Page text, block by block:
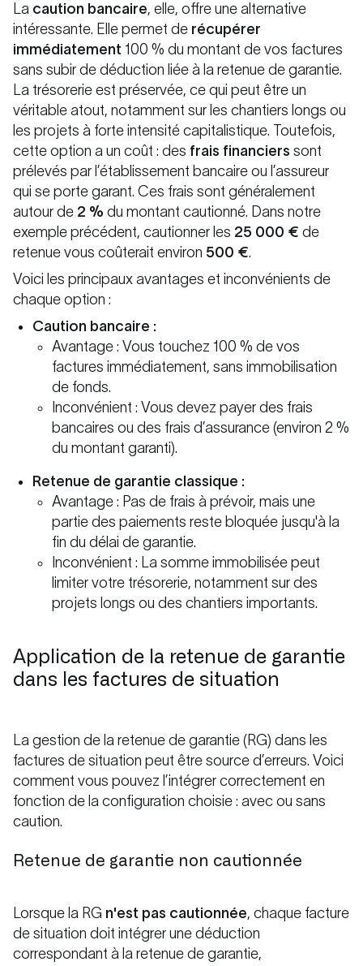
La caution bancaire, elle, offre une alternative
intéressante. Elle permet de récupérer
immédiatement 100 % du montant de vos factures
sans subir de déduction liée à la retenue de garantie.
La trésorerie est préservée, ce qui peut être un
véritable atout, notamment sur les chantiers longs ou
les projets à forte intensité capitalistique. Toutefois,
cette option a un coût : des frais financiers sont
prélevés par l’établissement bancaire ou l’assureur
qui se porte garant. Ces frais sont généralement
autour de 2 % du montant cautionné. Dans notre
exemple précédent, cautionner les 25 000 € de
retenue vous coûterait environ 500 €.
Voici les principaux avantages et inconvénients de
chaque option :
Caution bancaire :
Avantage : Vous touchez 100 % de vos
factures immédiatement, sans immobilisation
de fonds.
Inconvénient : Vous devez payer des frais
bancaires ou des frais d’assurance (environ 2 %
du montant garanti).
Retenue de garantie classique :
Avantage : Pas de frais à prévoir, mais une
partie des paiements reste bloquée jusqu'à la
fin du délai de garantie.
Inconvénient : La somme immobilisée peut
limiter votre trésorerie, notamment sur des
projets longs ou des chantiers importants.
Application de la retenue de garantie
dans les factures de situation
La gestion de la retenue de garantie (RG) dans les
factures de situation peut être source d’erreurs. Voici
comment vous pouvez l’intégrer correctement en
fonction de la configuration choisie : avec ou sans
caution.
Retenue de garantie non cautionnée
Lorsque la RG n'est pas cautionnée, chaque facture
de situation doit intégrer une déduction
correspondant à la retenue de garantie,